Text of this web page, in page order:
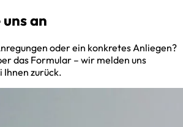
an
oder ein konkretes Anliegen?
das Formular – wir melden uns
zurück.